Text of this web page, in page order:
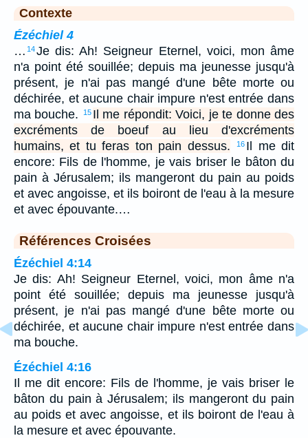
Contexte
Ézéchiel 4
… 14Je dis: Ah! Seigneur Eternel, voici, mon âme
n'a point été souillée; depuis ma jeunesse jusqu'à
présent, je n'ai pas mangé d'une bête morte ou
déchirée, et aucune chair impure n'est entrée dans
ma bouche.
15 Il me répondit: Voici, je te donne des
excréments de boeuf au lieu d'excréments
humains, et tu feras ton pain dessus.
16 Il me dit
encore: Fils de l'homme, je vais briser le bâton du
pain à Jérusalem; ils mangeront du pain au poids
et avec angoisse, et ils boiront de l'eau à la mesure
et avec épouvante.…
Références Croisées
Ézéchiel 4:14
Je dis: Ah! Seigneur Eternel, voici, mon âme n'a
point été souillée; depuis ma jeunesse jusqu'à
présent, je n'ai pas mangé d'une bête morte ou
déchirée, et aucune chair impure n'est entrée dans
ma bouche.
Ézéchiel 4:16
Il me dit encore: Fils de l'homme, je vais briser le
bâton du pain à Jérusalem; ils mangeront du pain
au poids et avec angoisse, et ils boiront de l'eau à
la mesure et avec épouvante.